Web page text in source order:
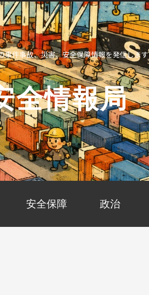
事件事故、災害、安全保障情報を発信します
全情報局
安全保障 政治